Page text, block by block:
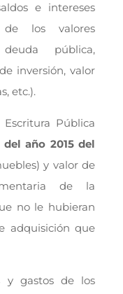
e intereses
de los valores
deuda pública,
inversión, valor
etc.).
Escritura Pública
del año 2015 del
y valor de
de la
no le hubieran
adquisición que
y gastos de los